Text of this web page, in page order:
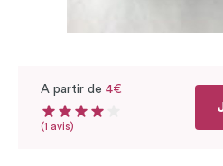
A partir de 4€
Note moyenne du produit :
Nombre d'avis
(1 avis)